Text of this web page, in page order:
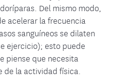
Del mismo modo,
acelerar la frecuencia
sanguíneos se dilaten
ejercicio); esto puede
piense que necesita
la actividad física.